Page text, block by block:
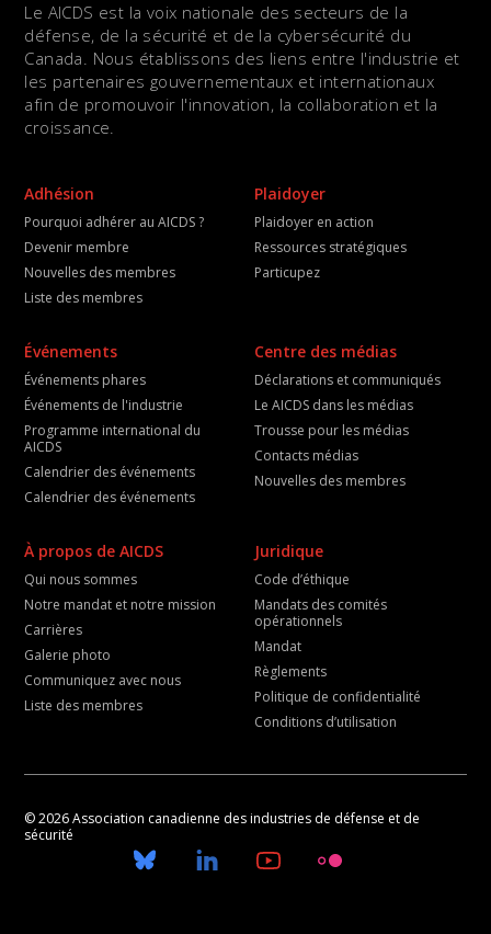
Le AICDS est la voix nationale des secteurs de la
défense, de la sécurité et de la cybersécurité du
Canada. Nous établissons des liens entre l'industrie et
les partenaires gouvernementaux et internationaux
afin de promouvoir l'innovation, la collaboration et la
croissance.
Adhésion
Pourquoi adhérer au AICDS ?
Devenir membre
Nouvelles des membres
Liste des membres
Plaidoyer
Plaidoyer en action
Ressources stratégiques
Particupez
Événements
Événements phares
Événements de l'industrie
Programme international du
AICDS
Calendrier des événements
Calendrier des événements
Centre des médias
Déclarations et communiqués
Le AICDS dans les médias
Trousse pour les médias
Contacts médias
Nouvelles des membres
À propos de AICDS
Qui nous sommes
Notre mandat et notre mission
Carrières
Galerie photo
Communiquez avec nous
Liste des membres
Juridique
Code d’éthique
Mandats des comités
opérationnels
Mandat
Règlements
Politique de confidentialité
Conditions d’utilisation
© 2026 Association canadienne des industries de défense et de
sécurité